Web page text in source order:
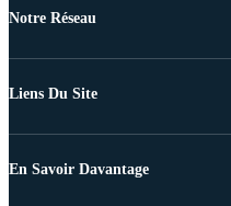
Notre Réseau
Liens Du Site
En Savoir Davantage